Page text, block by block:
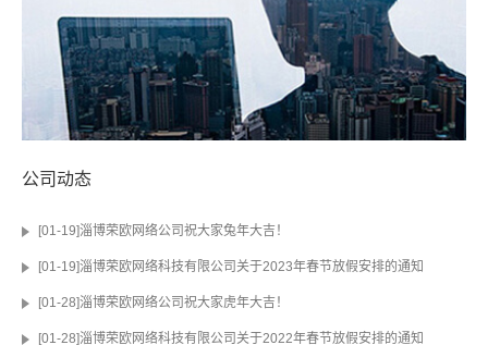
公司动态
[01-19]淄博荣欧网络公司祝大家兔年大吉！
[01-19]淄博荣欧网络科技有限公司关于2023年春节放假安排的通知
[01-28]淄博荣欧网络公司祝大家虎年大吉！
[01-28]淄博荣欧网络科技有限公司关于2022年春节放假安排的通知